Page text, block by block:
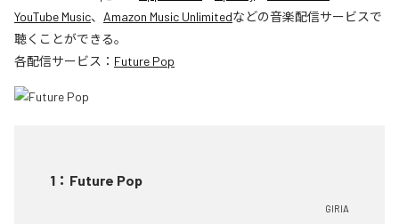
YouTube Music、 Amazon Music Unlimitedなどの音楽配信サービスで
聴くことができる。
各配信サービス： Future Pop
1 ： Future Pop
GIRIA